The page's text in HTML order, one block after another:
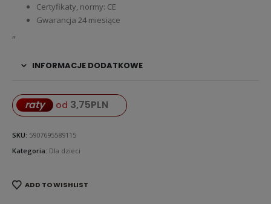
Certyfikaty, normy: CE
Gwarancja 24 miesiące
„
INFORMACJE DODATKOWE
raty od 3,75PLN
SKU: 5907695589115
Kategoria: Dla dzieci
ADD TO WISHLIST